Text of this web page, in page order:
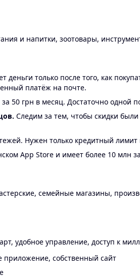
и напитки, зоотовары,
только после того, как
платёж на почте.
50 грн в месяц. Достаточно одной
Следим за тем, чтобы скидки
Нужен только кредитный лимит
App Store и имеет более 10 млн
семейные магазины,
удобное управление, доступ к
приложение, собственный сайт